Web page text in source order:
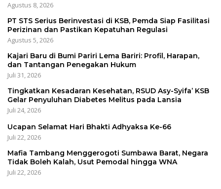
Agustus 8, 2026
PT STS Serius Berinvestasi di KSB, Pemda Siap Fasilitasi
Perizinan dan Pastikan Kepatuhan Regulasi
Agustus 5, 2026
Kajari Baru di Bumi Pariri Lema Bariri: Profil, Harapan,
dan Tantangan Penegakan Hukum
Juli 31, 2026
Tingkatkan Kesadaran Kesehatan, RSUD Asy-Syifa’ KSB
Gelar Penyuluhan Diabetes Melitus pada Lansia
Juli 24, 2026
Ucapan Selamat Hari Bhakti Adhyaksa Ke-66
Juli 22, 2026
Mafia Tambang Menggerogoti Sumbawa Barat, Negara
Tidak Boleh Kalah, Usut Pemodal hingga WNA
Juli 22, 2026